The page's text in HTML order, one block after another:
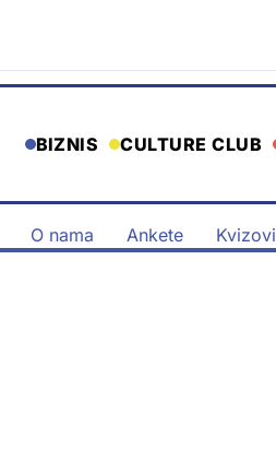
BIZNIS CULTURE CLUB
O nama Ankete Kvizovi